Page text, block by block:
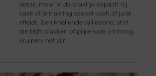
detail, maar in de praktijk bepaalt hij
vaak of je training soepel voelt of juist
afleidt. Een knellende tailleband, stof
die blijft plakken of pijpen die omhoog
kruipen: het zijn